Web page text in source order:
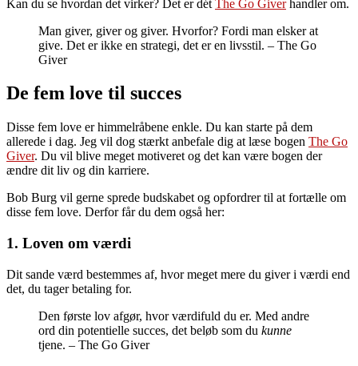
Kan du se hvordan det virker? Det er dét The Go Giverhandler om.
Man giver, giver og giver. Hvorfor? Fordi man elsker at
give. Det er ikke en strategi, det er en livsstil. – The Go
Giver
De fem love til succes
Disse fem love er himmelråbene enkle. Du kan starte på dem
allerede i dag. Jeg vil dog stærkt anbefale dig at læse bogen The Go
Giver. Du vil blive meget motiveret og det kan være bogen der
ændre dit liv og din karriere.
Bob Burg vil gerne sprede budskabet og opfordrer til at fortælle om
disse fem love. Derfor får du dem også her:
1. Loven om værdi
Dit sande værd bestemmes af, hvor meget mere du giver i værdi end
det, du tager betaling for.
Den første lov afgør, hvor værdifuld du er. Med andre
ord din potentielle succes, det beløb som du kunne
tjene. – The Go Giver